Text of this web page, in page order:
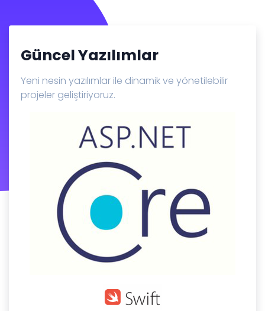
Güncel Yazılımlar
Yeni nesin yazılımlar ile dinamik ve yönetilebilir
projeler geliştiriyoruz.